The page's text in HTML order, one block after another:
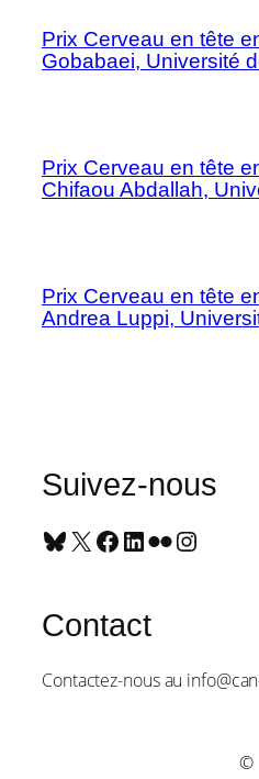
Prix Cerveau en tête
Gobabaei, Université
Prix Cerveau en tête
Chifaou Abdallah,
Prix Cerveau en tête
Andrea Luppi,
Suivez-nous
Bluesky X Facebook LinkedIn Flickr Instagram
Contact
Contactez-nous au
©